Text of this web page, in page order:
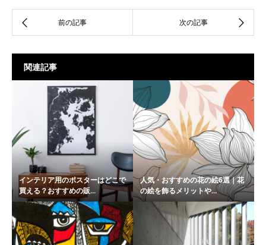
関連記事
インテリア用のポスターはどこで
買える？おすすめの販...
人気・おすすめの花の絵6選｜花
の絵を飾るメリットや...